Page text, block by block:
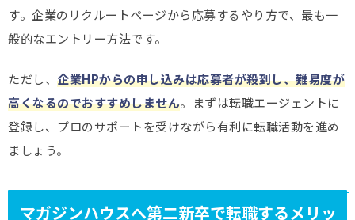
す。企業のリクルートページから応募するやり方で、最も一
般的なエントリー方法です。
ただし、 企業HPからの申し込みは応募者が殺到し、難易度が
高くなるのでおすすめしません。まずは転職エージェントに
登録し、プロのサポートを受けながら有利に転職活動を進め
ましょう。
マガジンハウスへ第二新卒で転職するメリッ